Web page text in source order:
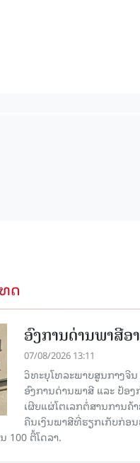
ດ
ອົງການດ່ານພາສີອ
07/08/2026 13:11
ວິທະຍຸໂທລະພາບສູນກາງຈີ
ອົງການດ່ານພາສີ ແລະ ປ້ອ
ເຜີຍແຜ່ໂຕເລກຕໍ່ສານການຄ້
ຄືນເງິນພາສີທີ່ຮຽກເກັບກ່ອ
100 ຕື້ໂດລາ.